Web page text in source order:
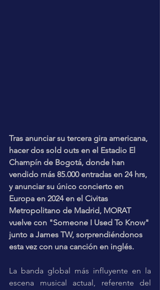
Tras anunciar su tercera gira americana,
hacer dos sold outs en el Estadio El
Champín de Bogotá, donde han
vendido más 85.000 entradas en 24 hrs,
y anunciar su único concierto en
Europa en 2024 en el Civitas
Metropolitano de Madrid, MORAT
vuelve con "Someone I Used To Know"
junto a James TW, sorprendiéndonos
esta vez con una canción en inglés.
La banda global más influyente en la
escena musical actual, referente del